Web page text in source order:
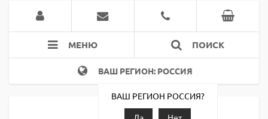
МЕНЮ ПОИСК
ВАШ РЕГИОН: РОССИЯ
ВАШ РЕГИОН РОССИЯ?